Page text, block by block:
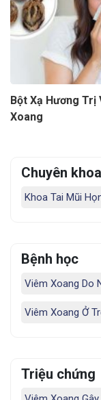
Bột Xạ Hương Trị
Xoang
Chuyên khoa
Khoa Tai Mũi
Bệnh học
Viêm Xoang Do
Viêm Xoang Ở
Triệu chứng